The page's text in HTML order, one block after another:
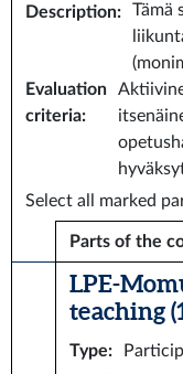
Description:
Tämä
Evaluation
criteria:
Select all marked
Parts of the
LPE-
teaching
Type: